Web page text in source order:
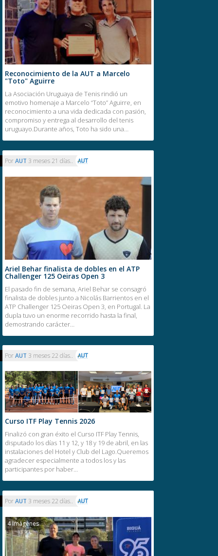
Reconocimiento de la AUT a Marcelo
"Toto" Aguirre
La Asociación Uruguaya de Tenis rindió un
emotivo homenaje a Marcelo “Toto” Aguirre, en
reconocimiento a una vida dedicada con pasión,
compromiso y entrega al desarrollo del tenis
uruguayo.Durante años, Toto ha sido una…
PorAUT 3 meses 21 días..
Ariel Behar finalista de dobles en el ATP
Challenger 125 Oeiras Open 3
El pasado fin de semana, Ariel Behar se consagró
finalista de dobles junto a Nicolás Barrientos en el
ATP Challenger 125 Oeiras Open 3, en Portugal. La
dupla tuvo un enorme recorrido hasta la final,
demostrando carácter…
PorAUT 3 meses 22 días..
4 Imágenes
PorAUT 3 meses 22 días..
Curso ITF Play Tennis 2026
Finalizó con gran éxito el Curso ITF Play Tennis,
disputado los días 11 y 12, y 18 y 19 de abril, en las
instalaciones del Hotel y Club del Lago.Queremos
agradecer especialmente a todos los y las
participantes por haber…